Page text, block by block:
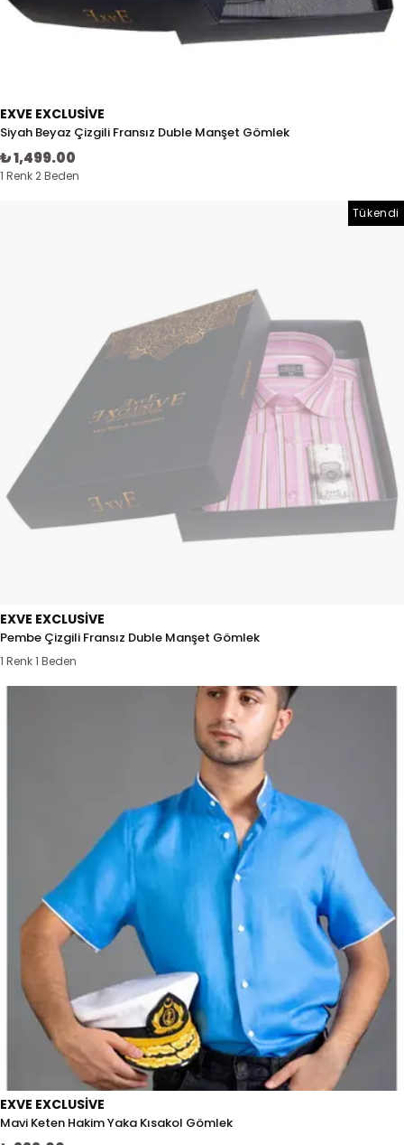
EXVE EXCLUSIVE
Siyah Beyaz Çizgili Fransız Duble Manşet Gömlek
₺ 1,499.00
1 Renk 2 Beden
Tükendi
EXVE EXCLUSIVE
Pembe Çizgili Fransız Duble Manşet Gömlek
1 Renk 1 Beden
EXVE EXCLUSIVE
Mavi Keten Hakim Yaka Kısakol Gömlek